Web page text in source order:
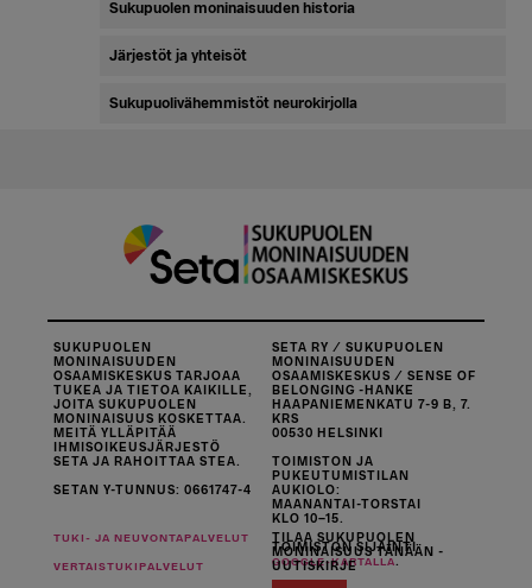
Sukupuolen moninaisuuden historia
Järjestöt ja yhteisöt
Sukupuolivähemmistöt neurokirjolla
SUKUPUOLEN
MONINAISUUDEN
OSAAMISKESKUS TARJOAA
TUKEA JA TIETOA KAIKILLE,
JOITA SUKUPUOLEN
MONINAISUUS KOSKETTAA.
MEITÄ YLLÄPITÄÄ
IHMISOIKEUSJÄRJESTÖ
SETA JA RAHOITTAA STEA.
SETAN Y-TUNNUS: 0661747-4
SETA RY / SUKUPUOLEN
MONINAISUUDEN
OSAAMISKESKUS / SENSE OF
BELONGING -HANKE
HAAPANIEMENKATU 7-9 B, 7.
KRS
00530 HELSINKI
TOIMISTON JA
PUKEUTUMISTILAN
AUKIOLO:
MAANANTAI-TORSTAI
KLO 10–15.
TOIMISTON SIJAINTI
GOOGLE-KARTALLA
TUKI- JA NEUVONTAPALVELUT
VERTAISTUKIPALVELUT
TILAA SUKUPUOLEN
MONINAISUUS TÄNÄÄN -
UUTISKIRJE